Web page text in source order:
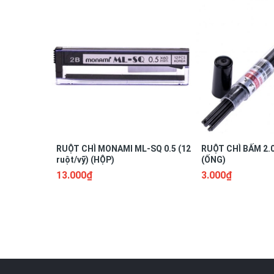
RUỘT CHÌ MONAMI ML-SQ 0.5 (12
ruột/vỹ) (HỘP)
13.000₫
RUỘT CHÌ BẤM
(ỐNG)
3.000₫